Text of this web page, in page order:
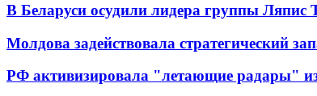
В Беларуси осудили лидера группы Ляпис
Молдова задействовала стратегический
РФ активизировала "летающие радары"